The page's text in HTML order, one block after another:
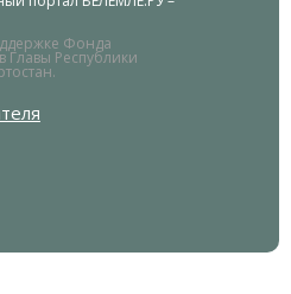
Фонда
Главы Республики